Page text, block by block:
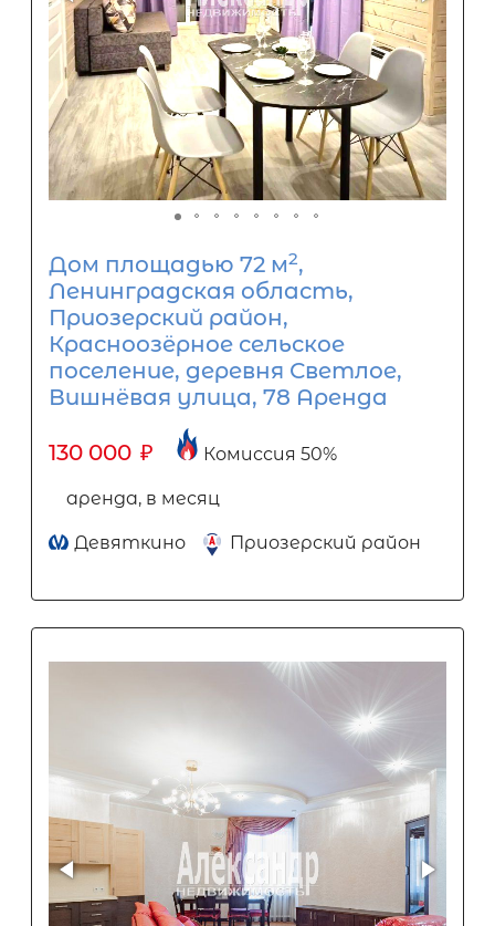
Дом площадью 72 м2,
Ленинградская область,
Приозерский район,
Красноозёрное сельское
поселение, деревня Светлое,
Вишнёвая улица, 78 Аренда
130 000 ₽ Комиссия 50%
аренда, в месяц
Девяткино Приозерский район